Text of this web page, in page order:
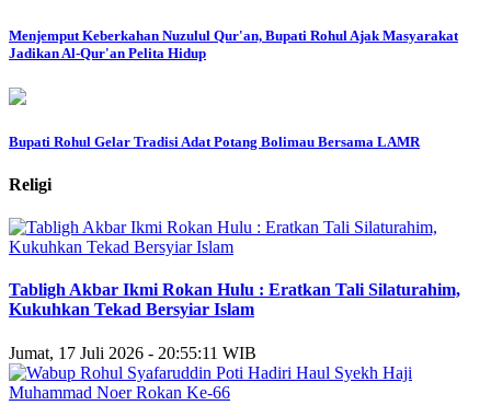
Menjemput Keberkahan Nuzulul Qur'an, Bupati Rohul Ajak Masyarakat
Jadikan Al-Qur'an Pelita Hidup
Bupati Rohul Gelar Tradisi Adat Potang Bolimau Bersama LAMR
Religi
Tabligh Akbar Ikmi Rokan Hulu : Eratkan Tali Silaturahim,
Kukuhkan Tekad Bersyiar Islam
Jumat, 17 Juli 2026 - 20:55:11 WIB